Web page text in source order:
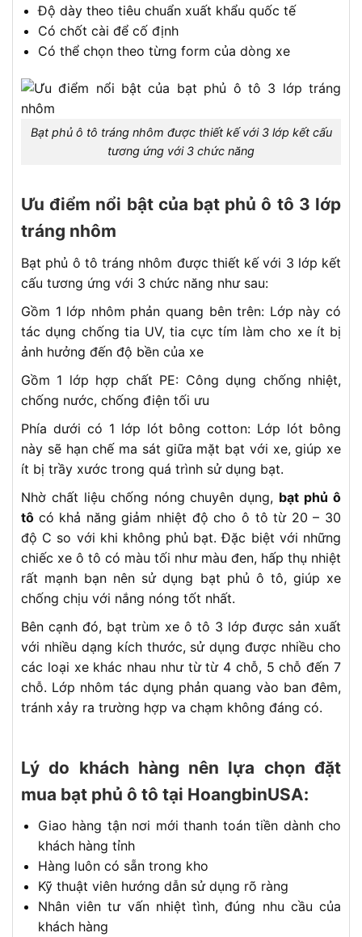
Độ dày theo tiêu chuẩn xuất khẩu quốc tế
Có chốt cài để cố định
Có thể chọn theo từng form của dòng xe
Bạt phủ ô tô tráng nhôm được thiết kế với 3 lớp kết cấu
tương ứng với 3 chức năng
Ưu điểm nổi bật của bạt phủ ô tô 3 lớp
tráng nhôm
Bạt phủ ô tô tráng nhôm được thiết kế với 3 lớp kết
cấu tương ứng với 3 chức năng như sau:
Gồm 1 lớp nhôm phản quang bên trên: Lớp này có
tác dụng chống tia UV, tia cực tím làm cho xe ít bị
ảnh hưởng đến độ bền của xe
Gồm 1 lớp hợp chất PE: Công dụng chống nhiệt,
chống nước, chống điện tối ưu
Phía dưới có 1 lớp lót bông cotton: Lớp lót bông
này sẽ hạn chế ma sát giữa mặt bạt với xe, giúp xe
ít bị trầy xước trong quá trình sử dụng bạt.
Nhờ chất liệu chống nóng chuyên dụng, bạt phủ ô
tô có khả năng giảm nhiệt độ cho ô tô từ 20 – 30
độ C so với khi không phủ bạt. Đặc biệt với những
chiếc xe ô tô có màu tối như màu đen, hấp thụ nhiệt
rất mạnh bạn nên sử dụng bạt phủ ô tô, giúp xe
chống chịu với nắng nóng tốt nhất.
Bên cạnh đó, bạt trùm xe ô tô 3 lớp được sản xuất
với nhiều dạng kích thước, sử dụng được nhiều cho
các loại xe khác nhau như từ từ 4 chỗ, 5 chỗ đến 7
chỗ. Lớp nhôm tác dụng phản quang vào ban đêm,
tránh xảy ra trường hợp va chạm không đáng có.
Lý do khách hàng nên lựa chọn đặt
mua bạt phủ ô tô tại HoangbinUSA:
Giao hàng tận nơi mới thanh toán tiền dành cho
khách hàng tỉnh
Hàng luôn có sẵn trong kho
Kỹ thuật viên hướng dẫn sử dụng rõ ràng
Nhân viên tư vấn nhiệt tình, đúng nhu cầu của
khách hàng